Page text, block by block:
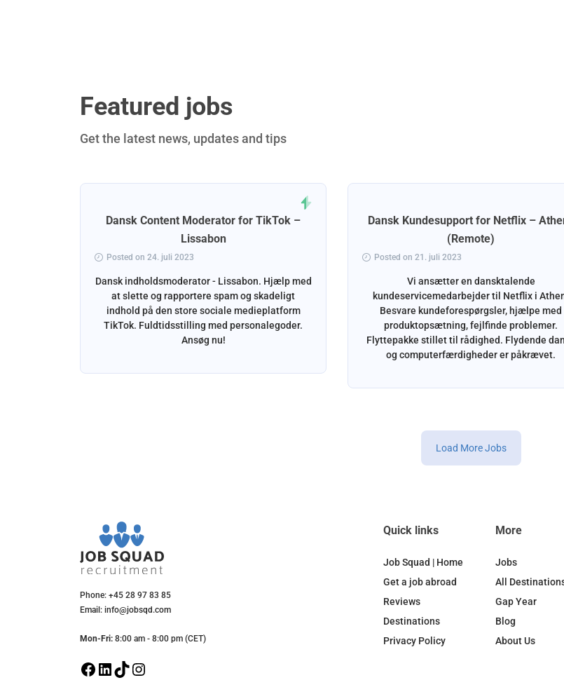
Featured jobs
Get the latest news, updates and tips
Dansk Content Moderator for TikTok –
Lissabon
Posted on 24. juli 2023
Dansk indholdsmoderator - Lissabon. Hjælp med
at slette og rapportere spam og skadeligt
indhold på den store sociale medieplatform
TikTok. Fuldtidsstilling med personalegoder.
Ansøg nu!
Dansk Kundesupport for Netflix –
(Remote)
Posted on 21. juli 2023
Vi ansætter en dansktalende
kundeservicemedarbejder til Netflix i
Besvare kundeforespørgsler, hjælpe med
produktopsætning, fejlfinde problemer.
Flyttepakke stillet til rådighed. Flydende
og computerfærdigheder er påkrævet.
Load More Jobs
Phone: +45 28 97 83 85
Email: info@jobsqd.com
Mon-Fri: 8:00 am - 8:00 pm (CET)
F
L
T
Quick links
Job Squad | Home
Get a job abroad
Reviews
Destinations
Privacy Policy
More
Jobs
All
Gap Year
Blog
About Us